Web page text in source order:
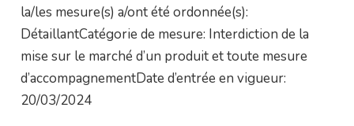
la/les mesure(s) a/ont été ordonnée(s):
DétaillantCatégorie de mesure: Interdiction de la
mise sur le marché d’un produit et toute mesure
d’accompagnementDate d’entrée en vigueur:
20/03/2024